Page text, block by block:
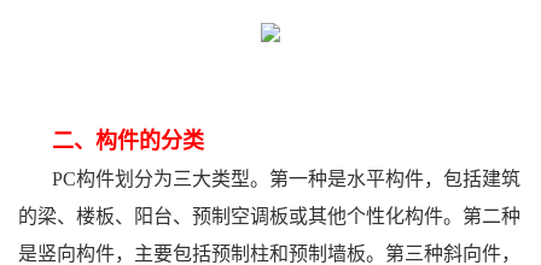
二、构件的分类
PC构件划分为三大类型。第一种是水平构件，包括建筑
的梁、楼板、阳台、预制空调板或其他个性化构件。第二种
是竖向构件，主要包括预制柱和预制墙板。第三种斜向件，